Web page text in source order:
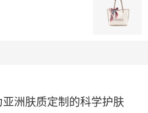
洲肤质定制的科学护肤